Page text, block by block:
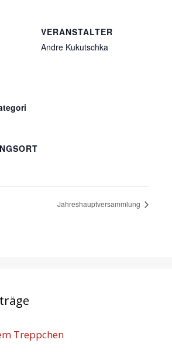
VERANSTALTER
Andre Kukutschka
Jahreshauptversammlung
Treppchen